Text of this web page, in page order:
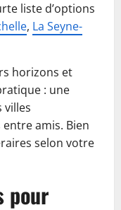
liste d’options
, La Seyne-
horizons et
: une
villes
amis. Bien
selon votre
pour